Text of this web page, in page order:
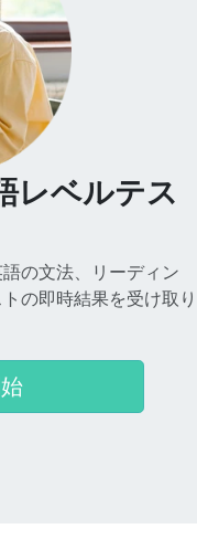
レベルテス
の文法、リーディン
の即時結果を受け取り